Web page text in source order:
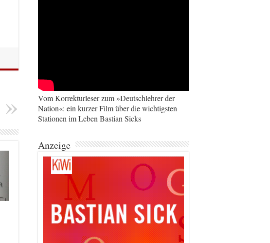
Vom Korrekturleser zum »Deutschlehrer der
Nation«: ein kurzer Film über die wichtigsten
Stationen im Leben Bastian Sicks
Anzeige